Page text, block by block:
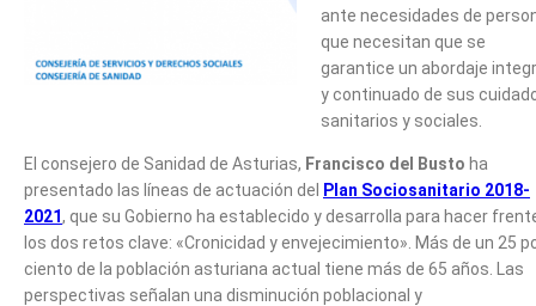
ante necesidades de
que necesitan que se
garantice un abordaje
y continuado de sus
sanitarios y sociales.
El consejero de Sanidad de Asturias, Francisco del Busto ha
presentado las líneas de actuación del
Plan Sociosanitario 2018-
2021, que su Gobierno ha establecido y desarrolla para hacer
los dos retos clave: «Cronicidad y envejecimiento». Más de un 25
ciento de la población asturiana actual tiene más de 65 años. Las
perspectivas señalan una disminución poblacional y